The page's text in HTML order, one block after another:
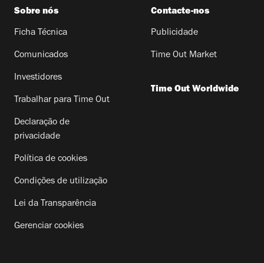
Sobre nós
Ficha Técnica
Comunicados
Investidores
Trabalhar para Time Out
Declaração de
privacidade
Política de cookies
Condições de utilização
Lei da Transparência
Gerenciar cookies
Contacte-nos
Publicidade
Time Out Market
Time Out Worldwide